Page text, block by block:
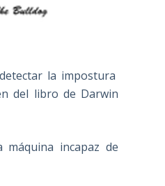
la impostura
del libro de Darwin
máquina incapaz de